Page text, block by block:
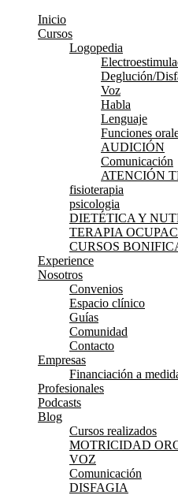
Inicio
Cursos
Logopedia
Deglución/
Voz
Habla
Lenguaje
Funciones
AUDICIÓN
Comunicación
ATENCIÓN
fisioterapia
psicologia
DIETÉTICA Y
TERAPIA
CURSOS
Experience
Nosotros
Convenios
Espacio clínico
Guías
Comunidad
Contacto
Empresas
Financiación a
Profesionales
Podcasts
Blog
Cursos realizados
MOTRICIDAD
VOZ
Comunicación
DISFAGIA